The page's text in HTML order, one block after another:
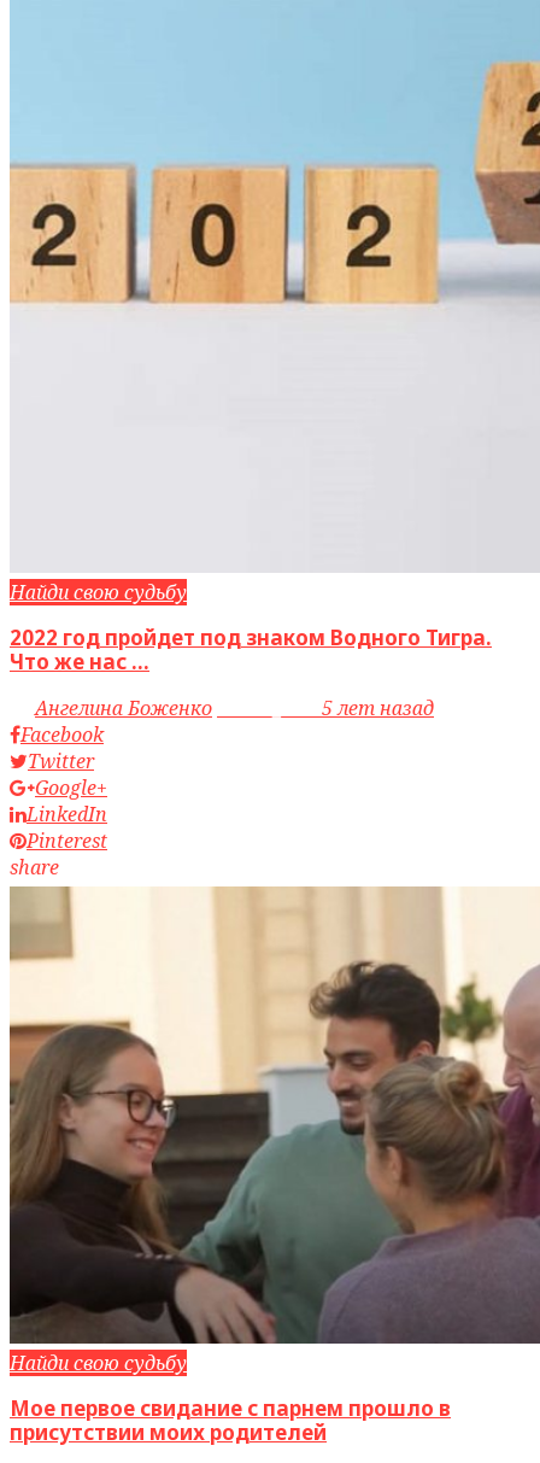
Найди свою судьбу
2022 год пройдет под знаком Водного Тигра.
Что же нас ...
byАнгелина Боженко
5 лет назад
Facebook
Twitter
Google+
LinkedIn
Pinterest
share
Найди свою судьбу
Мое первое свидание с парнем прошло в
присутствии моих родителей